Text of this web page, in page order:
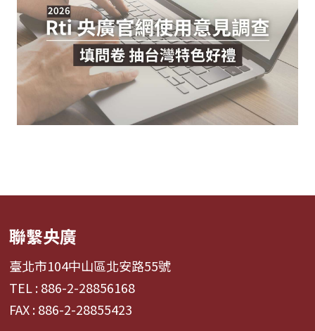
聯繫央廣
臺北市104中山區北安路55號
TEL : 886-2-28856168
FAX : 886-2-28855423